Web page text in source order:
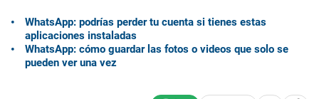
WhatsApp: podrías perder tu cuenta si tienes estas
aplicaciones instaladas
WhatsApp: cómo guardar las fotos o videos que solo se
pueden ver una vez